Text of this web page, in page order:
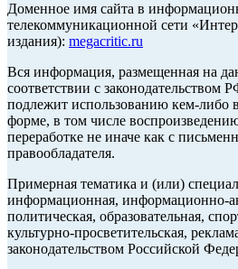
Доменное имя сайта в
телекоммуникационной сети
издания): megacritic.ru
Вся информация, размещенная на
соответствии с законодательством
подлежит использованию кем-либо
форме, в том числе
переработке не иначе как с
правообладателя.
Примерная тематика и (или)
информационная, информационно-
политическая, образовательная,
культурно-просветительская,
законодательством Российской